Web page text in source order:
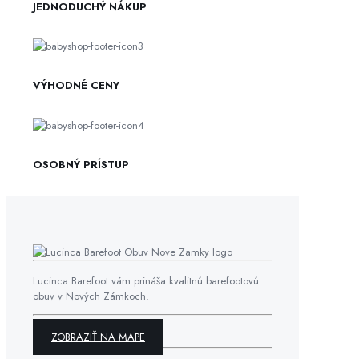
JEDNODUCHÝ NÁKUP
VÝHODNÉ CENY
OSOBNÝ PRÍSTUP
Lucinca Barefoot vám prináša kvalitnú barefootovú
obuv v Nových Zámkoch.
ZOBRAZIŤ NA MAPE